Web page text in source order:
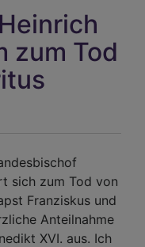
zum Tod
sich zum Tod von
Franziskus und
Anteilnahme
XVI. aus. Ich